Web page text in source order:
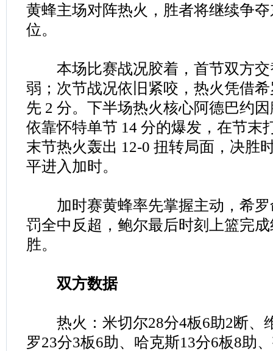
黄蜂主场对阵热火，胜者将继续争
位。
本场比赛战况胶着，首节双方交
弱；次节战况依旧紧咬，热火凭借
先 2 分。下半场热火核心阿德巴约
依靠怀特单节 14 分的爆发，在节末
末节热火轰出 12-0 扭转局面，决胜
平进入加时。
加时赛黄蜂率先掌握主动，希罗
罚全中反超，鲍尔最后时刻上篮完
胜。
双方数据
热火：米切尔28分4板6助2断、
罗23分3板6助、哈克斯13分6板8助